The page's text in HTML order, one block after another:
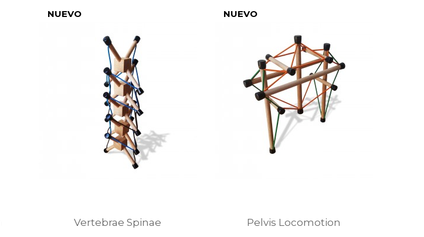
NUEVO
Vertebrae Spinae
NUEVO
Pelvis Locomotion